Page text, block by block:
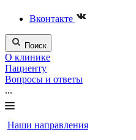
Вконтакте
Поиск
О клинике
Пациенту
Вопросы и ответы
...
Наши направления